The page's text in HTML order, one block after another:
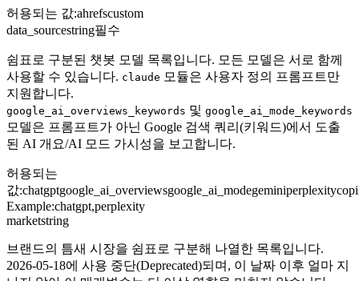
허용되는 값:ahrefscustom
data_sourcestring필수
쉼표로 구분된 챗봇 모델 목록입니다. 모든 모델은 서로 함께
사용할 수 있습니다. claude 모듈은 사용자 정의 프롬프트만
지원합니다.
google_ai_overviews_keywords 및 google_ai_mode_keywords
모델은 프롬프트가 아닌 Google 검색 쿼리(키워드)에서 도출
된 AI 개요/AI 모드 가시성을 보고합니다.
허용되는
값:chatgptgoogle_ai_overviewsgoogle_ai_modegeminiperplexity
Example:chatgpt,perplexity
marketstring
브랜드의 틈새 시장을 쉼표로 구분해 나열한 목록입니다.
2026-05-18에 사용 중단(Deprecated)되며, 이 날짜 이후 얼마 지